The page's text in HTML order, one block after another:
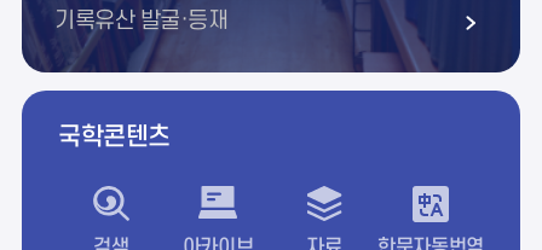
기록유산 발굴·등재
국학콘텐츠